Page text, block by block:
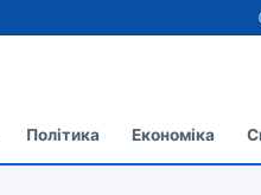
Політика Економіка